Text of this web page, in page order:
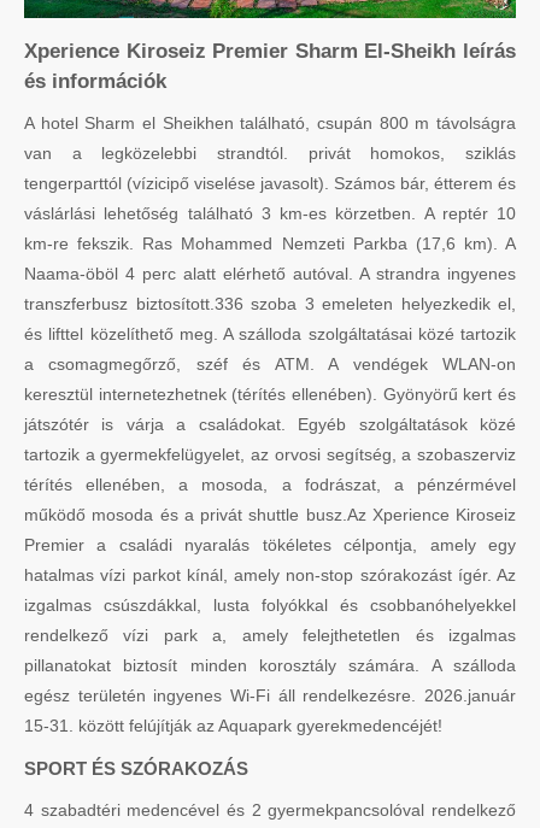
Xperience Kiroseiz Premier Sharm El-Sheikh leírás
és információk
A hotel Sharm el Sheikhen található, csupán 800 m távolságra
van a legközelebbi strandtól. privát homokos, sziklás
tengerparttól (vízicipő viselése javasolt). Számos bár, étterem és
váslárlási lehetőség található 3 km-es körzetben. A reptér 10
km-re fekszik. Ras Mohammed Nemzeti Parkba (17,6 km). A
Naama-öböl 4 perc alatt elérhető autóval. A strandra ingyenes
transzferbusz biztosított.336 szoba 3 emeleten helyezkedik el,
és lifttel közelíthető meg. A szálloda szolgáltatásai közé tartozik
a csomagmegőrző, széf és ATM. A vendégek WLAN-on
keresztül internetezhetnek (térítés ellenében). Gyönyörű kert és
játszótér is várja a családokat. Egyéb szolgáltatások közé
tartozik a gyermekfelügyelet, az orvosi segítség, a szobaszerviz
térítés ellenében, a mosoda, a fodrászat, a pénzérmével
működő mosoda és a privát shuttle busz.Az Xperience Kiroseiz
Premier a családi nyaralás tökéletes célpontja, amely egy
hatalmas vízi parkot kínál, amely non-stop szórakozást ígér. Az
izgalmas csúszdákkal, lusta folyókkal és csobbanóhelyekkel
rendelkező vízi park a, amely felejthetetlen és izgalmas
pillanatokat biztosít minden korosztály számára. A szálloda
egész területén ingyenes Wi-Fi áll rendelkezésre. 2026.január
15-31. között felújítják az Aquapark gyerekmedencéjét!
SPORT ÉS SZÓRAKOZÁS
4 szabadtéri medencével és 2 gyermekpancsolóval rendelkező